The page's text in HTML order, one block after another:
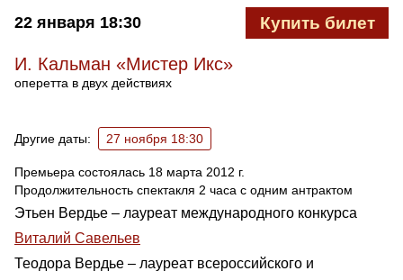
22 января 18:30 Купить билет
И. Кальман «Мистер Икс»
оперетта в двух действиях
Другие даты: 27 ноября 18:30
Премьера состоялась 18 марта 2012 г.
Продолжительность спектакля 2 часа с одним антрактом
Этьен Вердье – лауреат международного конкурса
Виталий Савельев
Теодора Вердье – лауреат всероссийского и